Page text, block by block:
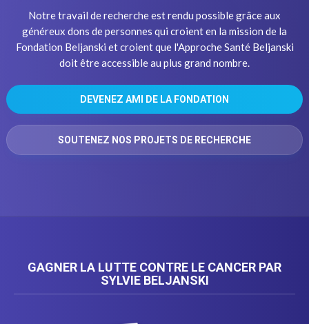
Notre travail de recherche est rendu possible grâce aux
généreux dons de personnes qui croient en la mission de la
Fondation Beljanski et croient que l'Approche Santé Beljanski
doit être accessible au plus grand nombre.
DEVENEZ AMI DE LA FONDATION
SOUTENEZ NOS PROJETS DE RECHERCHE
GAGNER LA LUTTE CONTRE LE CANCER PAR
SYLVIE BELJANSKI